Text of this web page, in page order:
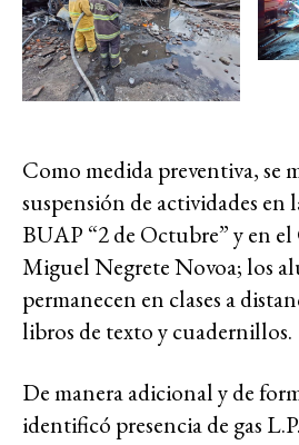
Como medida preventiva, se
suspensión de actividades en
BUAP “2 de Octubre” y en
Miguel Negrete Novoa; los
permanecen en clases a
libros de texto y cuadernillos.
De manera adicional y de
identificó presencia de gas